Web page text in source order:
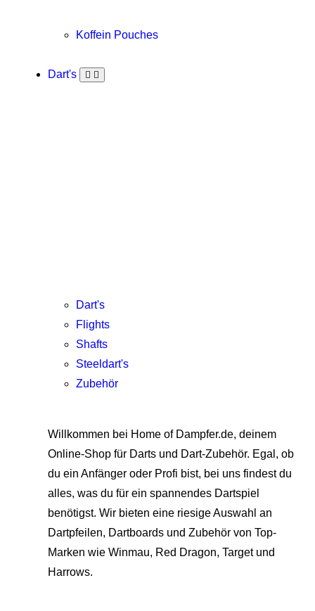
Koffein Pouches
Dart's
Dart's
Flights
Shafts
Steeldart's
Zubehör
Willkommen bei Home of Dampfer.de, deinem
Online-Shop für Darts und Dart-Zubehör. Egal, ob
du ein Anfänger oder Profi bist, bei uns findest du
alles, was du für ein spannendes Dartspiel
benötigst. Wir bieten eine riesige Auswahl an
Dartpfeilen, Dartboards und Zubehör von Top-
Marken wie Winmau, Red Dragon, Target und
Harrows.